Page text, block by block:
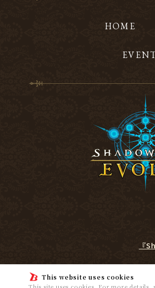
This website uses cookies
HOME
『